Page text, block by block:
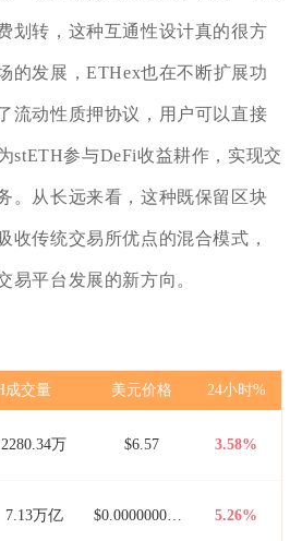
划转，这种互通性设计真的很方
的发展，ETHex也在不断扩展功
流动性质押协议，用户可以直接
stETH参与DeFi收益耕作，实现交
。从长远来看，这种既保留区块
收传统交易所优点的混合模式，
易平台发展的新方向。
成交量 美元价格 24小时%
2280.34万 $6.57 3.58%
7.13万亿 $0.00000000000 5.26%